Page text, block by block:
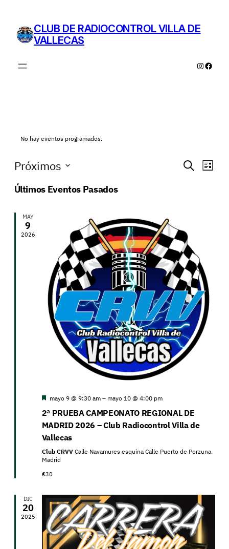
CLUB DE RADIOCONTROL VILLA DE
VALLECAS
No hay eventos programados.
vistas
de
Eventos
BuscarLista
Próximos
la
Últimos Eventos Pasados
MAY
9
2026
Destacado
mayo 9 @ 9:30 am– mayo 10 @ 4:00 pm
2ª PRUEBA CAMPEONATO REGIONAL DE
MADRID 2026 – Club Radiocontrol Villa de
Vallecas
Club CRVV Calle Navamures esquina Calle Puerto de Porzuna,
Madrid
€30
DIC
20
2025